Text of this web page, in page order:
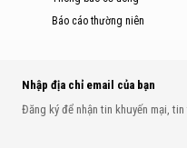
Báo cáo thường niên
Nhập địa chỉ email của bạn
Đăng ký để nhận tin khuyến mại,